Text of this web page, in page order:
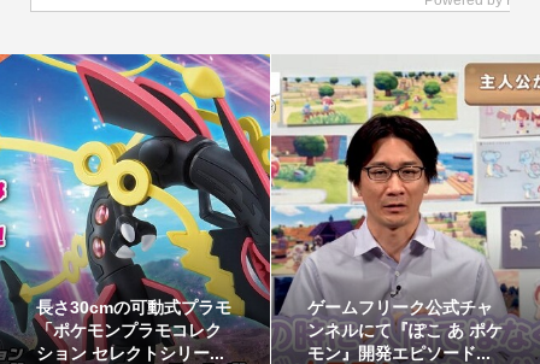
ゲームフリーク公式チャ
ンネルにて『ぽこ あ ポケ
モン』開発エピソード...
最初のパートナーポケモ
ンなど30種！「ポケット
モンスター30周年 ミニ...